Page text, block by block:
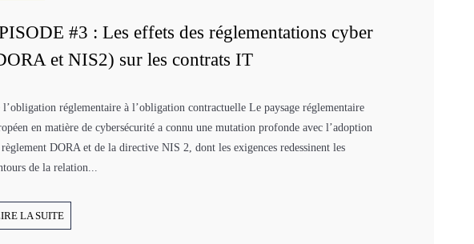
#3 : Les effets des réglementations cyber
et NIS2) sur les contrats IT
l’obligation réglementaire à l’obligation contractuelle Le paysage réglementaire
en matière de cybersécurité a connu une mutation profonde avec l’adoption
DORA et de la directive NIS 2, dont les exigences redessinent les
de la relation...
LA SUITE